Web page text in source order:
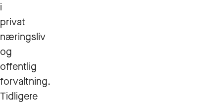
i
privat
næringsliv
og
offentlig
forvaltning.
Tidligere